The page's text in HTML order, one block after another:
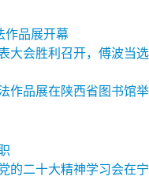
作品展开幕
大会胜利召开，傅波当选
作品展在陕西省图书馆举
的二十大精神学习会在宁